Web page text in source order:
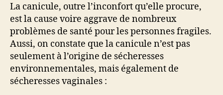
La canicule, outre l’inconfort qu’elle procure,
est la cause voire aggrave de nombreux
problèmes de santé pour les personnes fragiles.
Aussi, on constate que la canicule n’est pas
seulement à l’origine de sécheresses
environnementales, mais également de
sécheresses vaginales :